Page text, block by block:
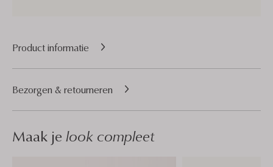
Product informatie
Bezorgen & retourneren
Maak je look compleet